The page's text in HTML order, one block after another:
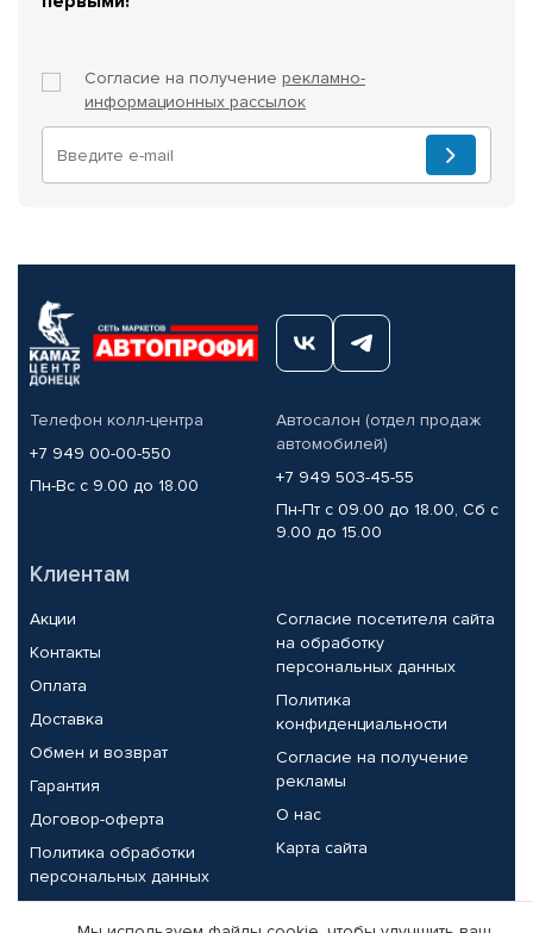
Согласие на получение рекламно-
информационных рассылок
Телефон колл-центра
+7 949 00-00-550
Пн-Вс с 9.00 до 18.00
Автосалон (отдел продаж
автомобилей)
+7 949 503-45-55
Пн-Пт с 09.00 до 18.00, Сб с
9.00 до 15.00
Клиентам
Акции
Контакты
Оплата
Доставка
Обмен и возврат
Гарантия
Договор-оферта
Политика обработки
персональных данных
Согласие посетителя сайта
на обработку
персональных данных
Политика
конфиденциальности
Согласие на получение
рекламы
О нас
Карта сайта